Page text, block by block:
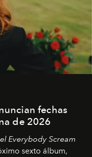
fechas
de 2026
el Everybody Scream
sexto álbum,